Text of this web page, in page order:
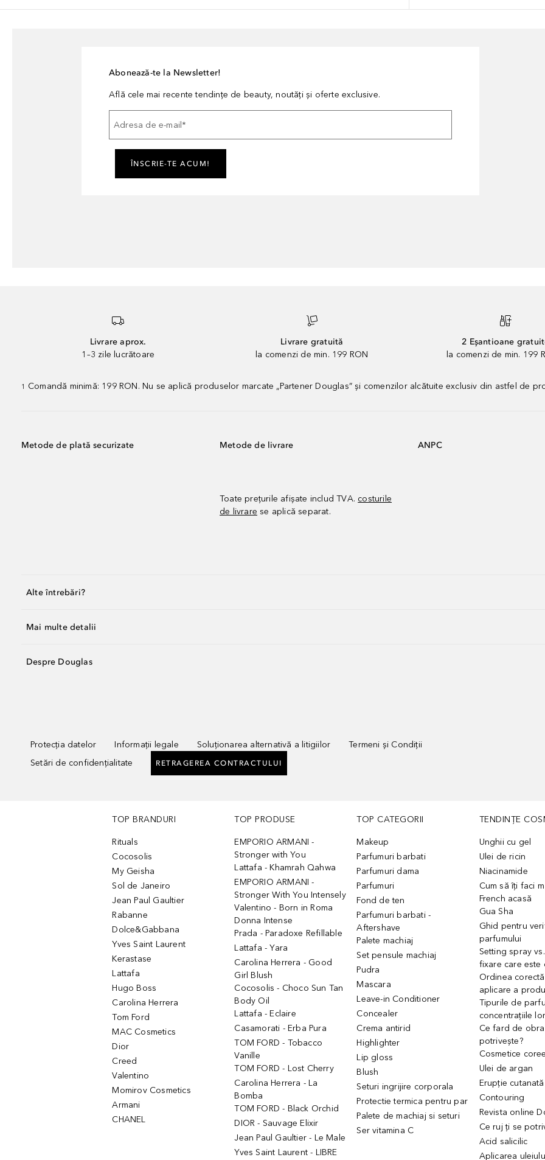
Abonează-te la Newsletter!
Află cele mai recente tendințe de beauty, noutăți și oferte exclusive.
Adresa de e-mail *
ÎNSCRIE-TE ACUM!
Livrare aprox.
1–3 zile lucrătoare
Livrare gratuită
la comenzi de min. 199 RON
2 Eșantioane
la comenzi de min. 199
1 Comandă minimă: 199 RON. Nu se aplică produselor marcate „Partener Douglas” și comenzilor alcătuite exclusiv din astfel de
Metode de plată securizate Metode de livrare
Toate prețurile afișate includ TVA. costurile
de livrare se aplică separat.
ANPC
Alte întrebări?
Mai multe detalii
Despre Douglas
Protecția datelor Informații legale Soluționarea alternativă a litigiilor
Termeni și Condiții
Setări de confidențialitate
RETRAGEREA CONTRACTULUI
TOP BRANDURI
Rituals
Cocosolis
My Geisha
Sol de Janeiro
Jean Paul Gaultier
Rabanne
Dolce&Gabbana
Yves Saint Laurent
Kerastase
Lattafa
Hugo Boss
Carolina Herrera
Tom Ford
MAC Cosmetics
Dior
Creed
Valentino
Momirov Cosmetics
Armani
CHANEL
TOP PRODUSE
EMPORIO ARMANI -
Stronger with You
Lattafa - Khamrah Qahwa
EMPORIO ARMANI -
Stronger With You Intensely
Valentino - Born in Roma
Donna Intense
Prada - Paradoxe Refillable
Lattafa - Yara
Carolina Herrera - Good
Girl Blush
Cocosolis - Choco Sun Tan
Body Oil
Lattafa - Eclaire
Casamorati - Erba Pura
TOM FORD - Tobacco
Vanille
TOM FORD - Lost Cherry
Carolina Herrera - La
Bomba
TOM FORD - Black Orchid
DIOR - Sauvage Elixir
Jean Paul Gaultier - Le Male
Yves Saint Laurent - LIBRE
TOP CATEGORII
Makeup
Parfumuri barbati
Parfumuri dama
Parfumuri
Fond de ten
Parfumuri barbati -
Aftershave
Palete machiaj
Set pensule machiaj
Pudra
Mascara
Leave-in Conditioner
Concealer
Crema antirid
Highlighter
Lip gloss
Blush
Seturi ingrijire corporala
Protectie termica pentru par
Palete de machiaj si seturi
Ser vitamina C
TENDINȚE
Unghii cu gel
Ulei de ricin
Niacinamide
Cum să îți faci
French acasă
Gua Sha
Ghid pentru
parfumului
Setting spray
fixare care este
Ordinea
aplicare a
Tipurile de
concentrațiile
Ce fard de
potrivește?
Cosmetice
Ulei de argan
Erupție
Contouring
Revista online
Ce ruj ți se
Acid salicilic
Aplicarea